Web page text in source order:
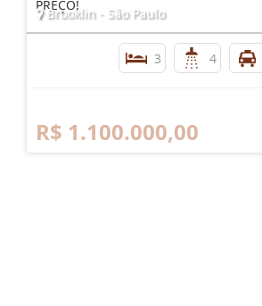
PREÇO!
Brooklin - São Paulo
3 4
R$ 1.100.000,00